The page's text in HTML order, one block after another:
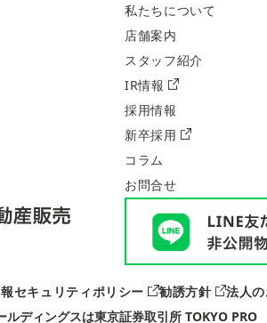
私たちについて
店舗案内
スタッフ紹介
IR情報
採用情報
新卒採用
コラム
お問合せ
セキュリティポリシー 勧誘方針
法人
ルディングスは東京証券取引所 TOKYO PRO